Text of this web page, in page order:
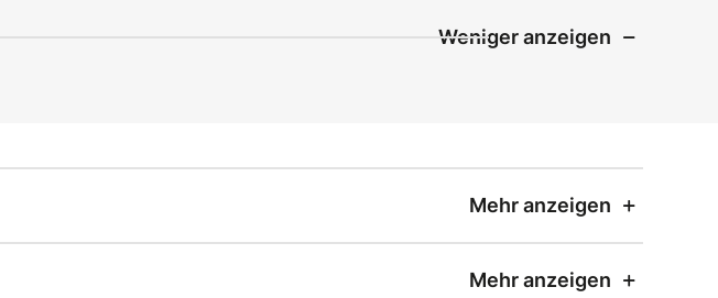
Weniger anzeigen
Mehr anzeigen
Mehr anzeigen